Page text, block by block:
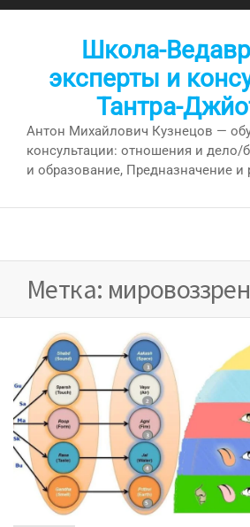
Перейти
Школа-
эксперты и
Тантра-
Антон Михайлович Кузнецов —
консультации: отношения и дело/
и образование, Предназначение и
Метка: